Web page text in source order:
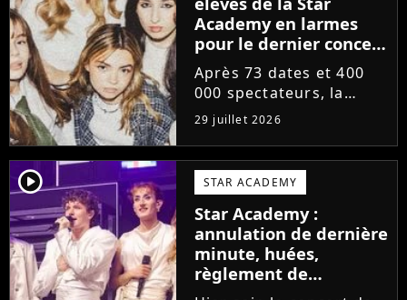
Academy en larmes
pour le dernier concert
de la tournée
Après 73 dates et 400
000 spectateurs, la
tournée de la Star
Academy vient de se
terminer dans les
larmes. Sur les réseaux
sociaux, les élèves
adressent un dernier
message au public...
29 juillet 2026
player2 STAR ACADEMY
Star Academy :
annulation de dernière
minute, huées,
règlement de
comptes... Que s'est-il